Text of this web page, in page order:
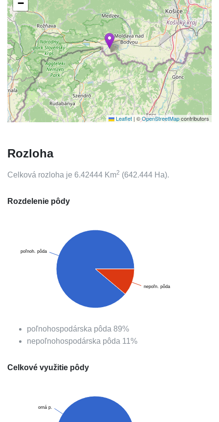
−
Leaflet | ©OpenStreetMapcontributors
Rozloha
Celková rozloha je 6.42444 Km2 (642.444 Ha).
Rozdelenie pôdy
poľnoh. pôda
nepoľn. pôda
poľnohospodárska pôda 89%
nepoľnohospodárska pôda 11%
Celkové využitie pôdy
orná p.